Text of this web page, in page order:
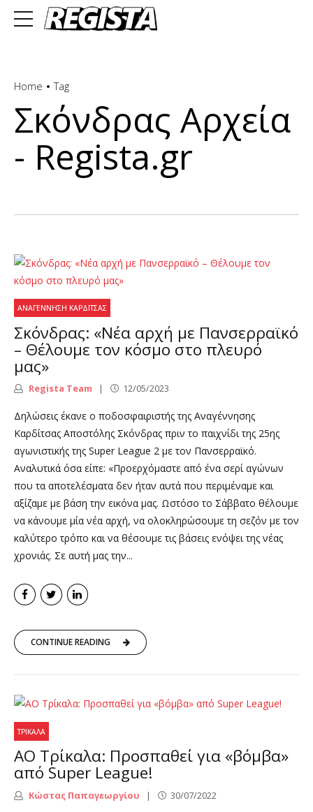
Home Tag
Σκόνδρας Αρχεία
- Regista.gr
ΑΝΑΓΈΝΝΗΣΗ ΚΑΡΔΊΤΣΑΣ
Σκόνδρας: «Νέα αρχή με Πανσερραϊκό
– Θέλουμε τον κόσμο στο πλευρό
μας»
Regista Team 12/05/2023
Δηλώσεις έκανε ο ποδοσφαιριστής της Αναγέννησης
Καρδίτσας Αποστόλης Σκόνδρας πριν το παιχνίδι της 25ης
αγωνιστικής της Super League 2 με τον Πανσερραϊκό.
Αναλυτικά όσα είπε: «Προερχόμαστε από ένα σερί αγώνων
που τα αποτελέσματα δεν ήταν αυτά που περιμέναμε και
αξίζαμε με βάση την εικόνα μας. Ωστόσο το Σάββατο θέλουμε
να κάνουμε μία νέα αρχή, να ολοκληρώσουμε τη σεζόν με τον
καλύτερο τρόπο και να θέσουμε τις βάσεις ενόψει της νέας
χρονιάς. Σε αυτή μας την...
CONTINUE READING
ΤΡΊΚΑΛΑ
ΑΟ Τρίκαλα: Προσπαθεί για «βόμβα»
από Super League!
Κώστας Παπαγεωργίου 30/07/2022